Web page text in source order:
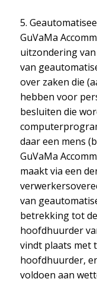
5.
GuVaMa
uitzondering
van
over zaken die
hebben voor
besluiten die
daar een mens
GuVaMa
maakt via een
van
betrekking tot
hoofdhuurder
vindt plaats met
hoofdhuurder,
voldoen aan